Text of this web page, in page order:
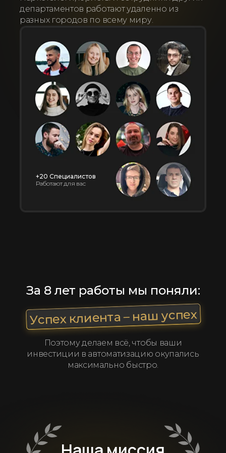
департаментов работают удаленно из
разных городов по всему миру.
+20 Специалистов
Работают для вас
За 8 лет работы мы поняли:
Успех клиента – наш успех
Поэтому делаем всё, чтобы ваши
инвестиции в автоматизацию окупались
максимально быстро.